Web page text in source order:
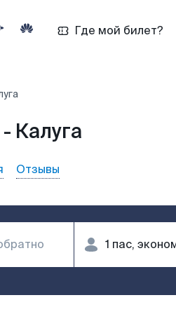
Где мой билет?
Калуга
Отзывы